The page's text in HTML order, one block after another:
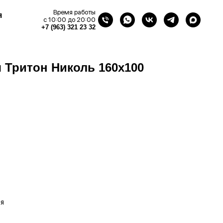
Время работы
с 10:00 до 20:00
+7 (963) 321 23 32
Николь 160х100